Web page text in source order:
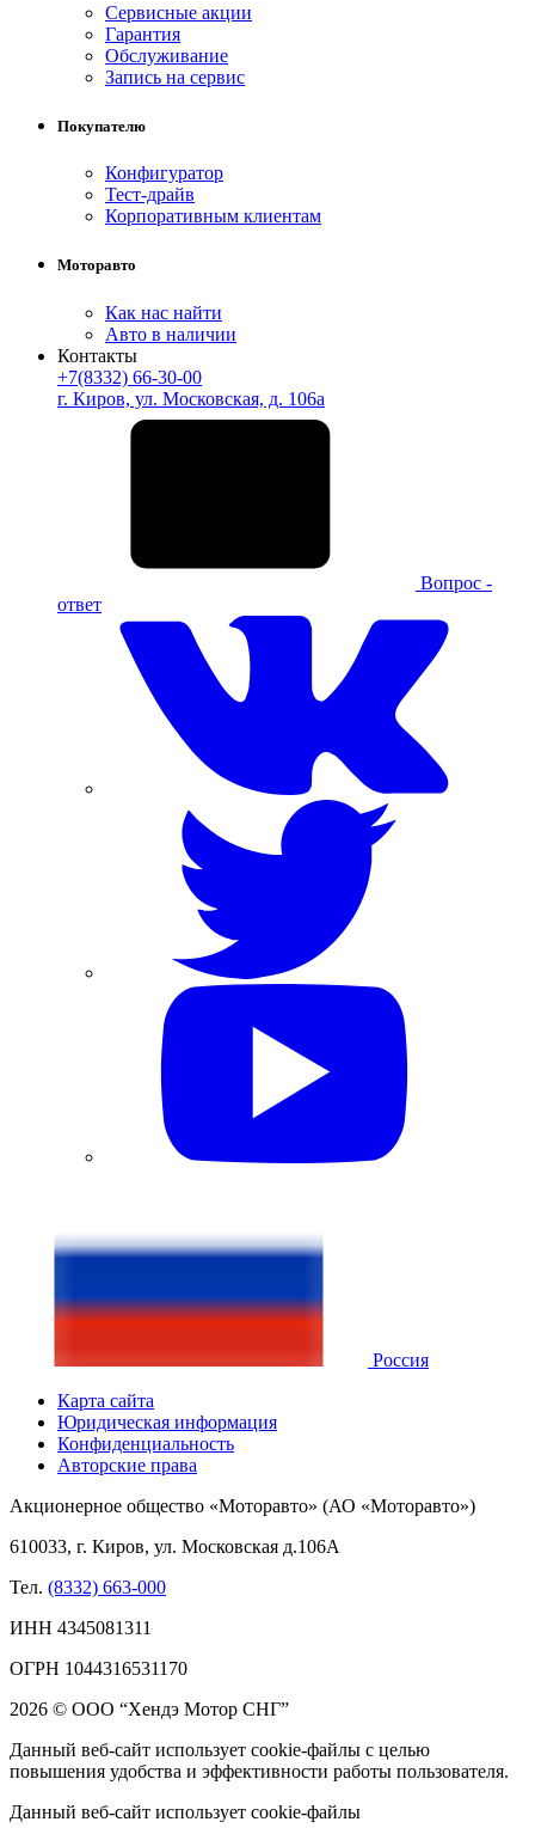
Сервисные акции
Гарантия
Обслуживание
Запись на сервис
Покупателю
Конфигуратор
Тест-драйв
Корпоративным клиентам
Моторавто
Как нас найти
Авто в наличии
Контакты
+7(8332) 66-30-00
г. Киров, ул. Московская, д. 106а
Вопрос -
ответ
Россия
Карта сайта
Юридическая информация
Конфиденциальность
Авторские права
Акционерное общество «Моторавто» (АО «Моторавто»)
610033, г. Киров, ул. Московская д.106А
Тел. (8332) 663-000
ИНН 4345081311
ОГРН 1044316531170
2026 © ООО “Хендэ Мотор СНГ”
Данный веб-сайт использует cookie-файлы с целью
повышения удобства и эффективности работы пользователя.
Данный веб-сайт использует cookie-файлы